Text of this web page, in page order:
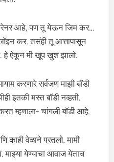
आहे, पण तू येऊन जिम कर…
जॉइन कर. तसंही तू आत्तापासून
ऐकून मी खूप खुश झालो.
करणारे सर्वजण माझी बॉडी
इतकी मस्त बॉडी नव्हती.
म्हणाला- चांगली बॉडी आहे.
काही वेळाने परतलो. मामी
माझ्या येण्याचा आवाज येताच